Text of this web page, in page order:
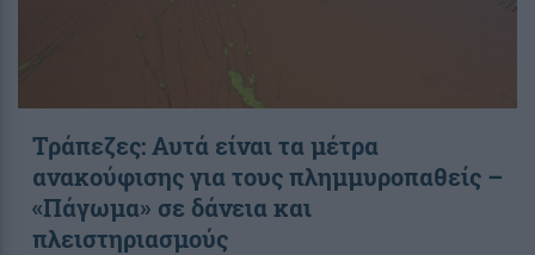
Τράπεζες: Αυτά είναι τα μέτρα
ανακούφισης για τους πλημμυροπαθείς –
«Πάγωμα» σε δάνεια και
πλειστηριασμούς